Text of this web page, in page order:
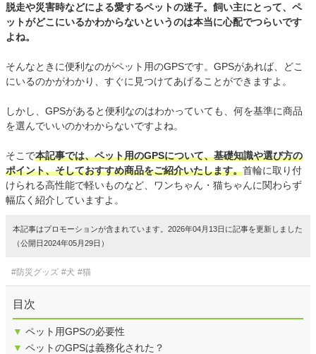
脱走や災害時などによる愛するペットの迷子。飼い主にとって、ペ
ットがどこにいるかわからないというのは本当に心配でつらいです
よね。
そんなときに便利なのがペット用のGPSです。GPSがあれば、どこ
にいるのかがわかり、すぐに見つけてあげることができますよ。
しかし、GPSがあると便利なのはわかっていても、何を基準に商品
を選んでいいのかわからないですよね。
そこで本記事では、ペット用のGPSについて、基礎知識や選び方の
ポイント、そしておすすめ商品をご紹介いたします。首輪に取り付
けられる高性能で軽いものなど、ワンちゃん・猫ちゃんに関わらず
幅広く紹介していますよ。
本記事はプロモーションが含まれています。2026年04月13日に記事を更新しました
（公開日2024年05月29日）
#防災グッズ #犬 #猫
目次
▼ ペット用GPSの必要性
▼ ペットのGPSは義務化された？